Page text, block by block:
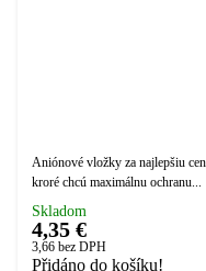
Aniónové vložky za najlepšiu
kroré chcú maximálnu ochranu...
Skladom
4,35 €
3,66 bez DPH
Přidáno do košíku!